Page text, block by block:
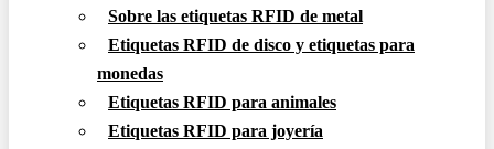
Sobre las etiquetas RFID de metal
Etiquetas RFID de disco y etiquetas para
monedas
Etiquetas RFID para animales
Etiquetas RFID para joyería